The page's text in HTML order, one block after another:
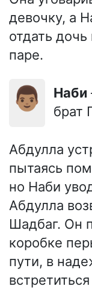
девочку, а
отдать дочь
паре.
👨🏽 Наби
брат
Абдулла
пытаясь
но Наби
Абдулла
Шадбаг. Он
коробке
пути, в